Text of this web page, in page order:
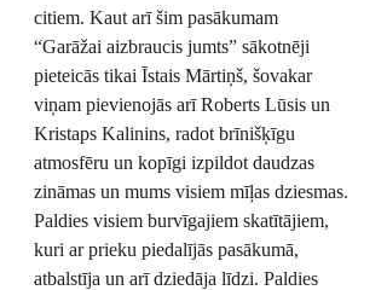
citiem. Kaut arī šim pasākumam
“Garāžai aizbraucis jumts” sākotnēji
pieteicās tikai Īstais Mārtiņš, šovakar
viņam pievienojās arī Roberts Lūsis un
Kristaps Kalinins, radot brīnišķīgu
atmosfēru un kopīgi izpildot daudzas
zināmas un mums visiem mīļas dziesmas.
Paldies visiem burvīgajiem skatītājiem,
kuri ar prieku piedalījās pasākumā,
atbalstīja un arī dziedāja līdzi. Paldies